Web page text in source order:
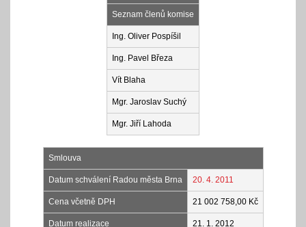
Seznam členů komise
Ing. Oliver Pospíšil
Ing. Pavel Březa
Vít Blaha
Mgr. Jaroslav Suchý
Mgr. Jiří Lahoda
Smlouva
Datum schválení Radou města Brna 20. 4. 2011
Cena včetně DPH 21 002 758,00 Kč
Datum realizace 21. 1. 2012